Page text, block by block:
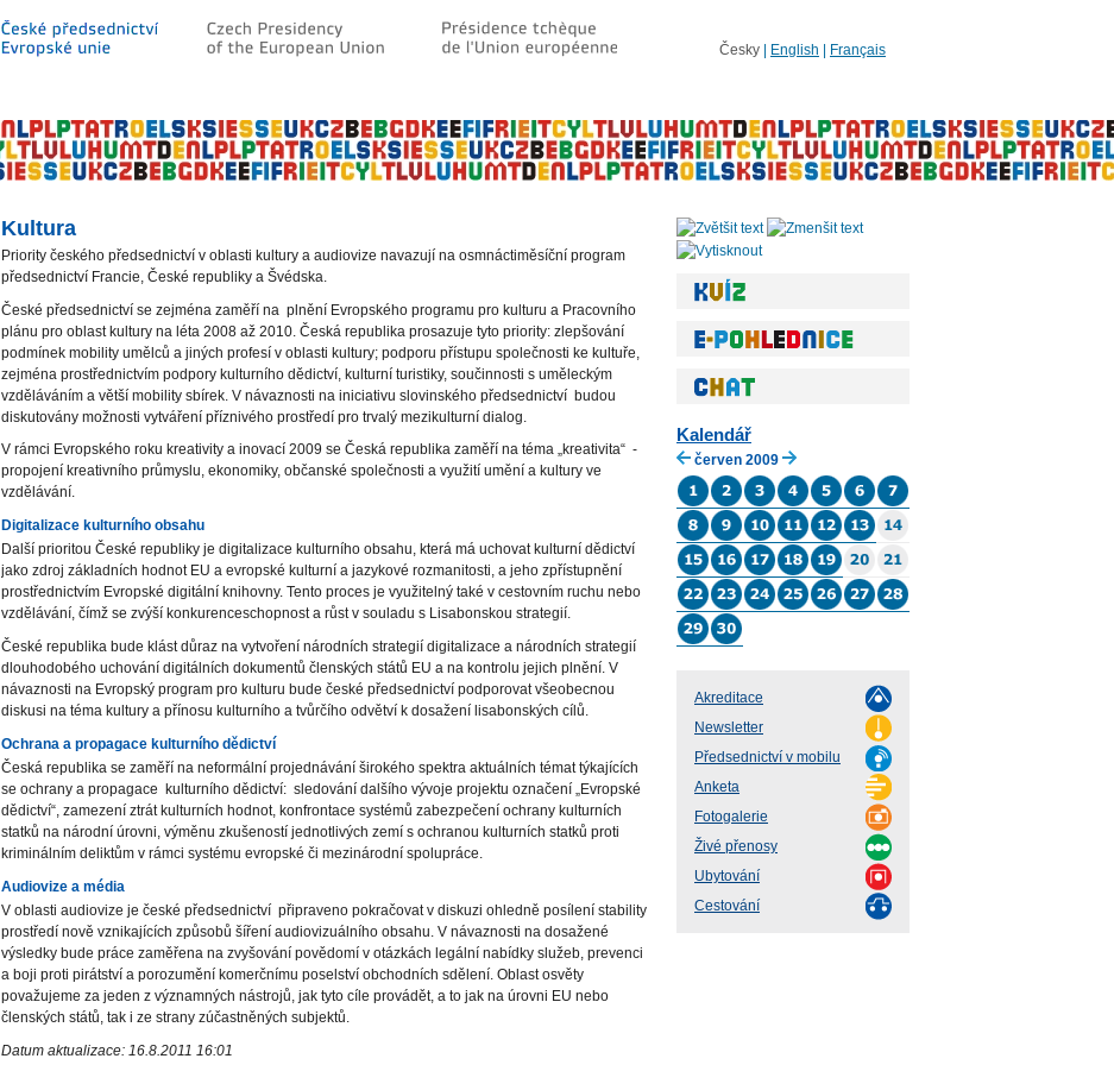
Česky English Français
Kultura
Priority českého předsednictví v oblasti kultury a audiovize navazují na osmnáctiměsíční program
předsednictví Francie, České republiky a Švédska.
České předsednictví se zejména zaměří na plnění Evropského programu pro kulturu a Pracovního
plánu pro oblast kultury na léta 2008 až 2010. Česká republika prosazuje tyto priority: zlepšování
podmínek mobility umělců a jiných profesí v oblasti kultury; podporu přístupu společnosti ke kultuře,
zejména prostřednictvím podpory kulturního dědictví, kulturní turistiky, součinnosti s uměleckým
vzděláváním a větší mobility sbírek. V návaznosti na iniciativu slovinského předsednictví budou
diskutovány možnosti vytváření příznivého prostředí pro trvalý mezikulturní dialog.
V rámci Evropského roku kreativity a inovací 2009 se Česká republika zaměří na téma „kreativita“ -
propojení kreativního průmyslu, ekonomiky, občanské společnosti a využití umění a kultury ve
vzdělávání.
Digitalizace kulturního obsahu
Další prioritou České republiky je digitalizace kulturního obsahu, která má uchovat kulturní dědictví
jako zdroj základních hodnot EU a evropské kulturní a jazykové rozmanitosti, a jeho zpřístupnění
prostřednictvím Evropské digitální knihovny. Tento proces je využitelný také v cestovním ruchu nebo
vzdělávání, čímž se zvýší konkurenceschopnost a růst v souladu s Lisabonskou strategií.
České republika bude klást důraz na vytvoření národních strategií digitalizace a národních strategií
dlouhodobého uchování digitálních dokumentů členských států EU a na kontrolu jejich plnění. V
návaznosti na Evropský program pro kulturu bude české předsednictví podporovat všeobecnou
diskusi na téma kultury a přínosu kulturního a tvůrčího odvětví k dosažení lisabonských cílů.
Ochrana a propagace kulturního dědictví
Česká republika se zaměří na neformální projednávání širokého spektra aktuálních témat týkajících
se ochrany a propagace kulturního dědictví: sledování dalšího vývoje projektu označení „Evropské
dědictví“, zamezení ztrát kulturních hodnot, konfrontace systémů zabezpečení ochrany kulturních
statků na národní úrovni, výměnu zkušeností jednotlivých zemí s ochranou kulturních statků proti
kriminálním deliktům v rámci systému evropské či mezinárodní spolupráce.
Audiovize a média
V oblasti audiovize je české předsednictví připraveno pokračovat v diskuzi ohledně posílení stability
prostředí nově vznikajících způsobů šíření audiovizuálního obsahu. V návaznosti na dosažené
výsledky bude práce zaměřena na zvyšování povědomí v otázkách legální nabídky služeb, prevenci
a boji proti pirátství a porozumění komerčnímu poselství obchodních sdělení. Oblast osvěty
považujeme za jeden z významných nástrojů, jak tyto cíle provádět, a to jak na úrovni EU nebo
členských států, tak i ze strany zúčastněných subjektů.
Datum aktualizace: 16.8.2011 16:01
Kalendář
červen 2009
Akreditace
Newsletter
Předsednictví v mobilu
Anketa
Fotogalerie
Živé přenosy
Ubytování
Cestování